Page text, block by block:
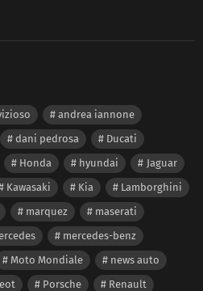
andrea iannone
dani pedrosa
Ducati
Honda hyundai
Jaguar
Kawasaki Kia
Lamborghini
marquez
maserati
mercedes-benz
Moto Mondiale
news auto
Porsche
Renault